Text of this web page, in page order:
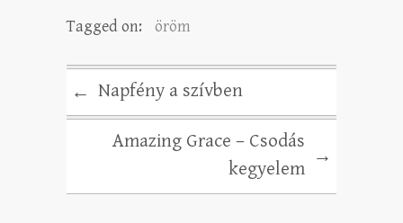
Tagged on: öröm
← Napfény a szívben
Amazing Grace – Csodás
kegyelem
→